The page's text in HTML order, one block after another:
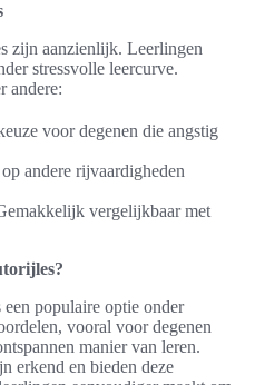
zijn aanzienlijk. Leerlingen
stressvolle leercurve.
andere:
voor degenen die angstig
andere rijvaardigheden
vergelijkbaar met
populaire optie onder
vooral voor degenen
manier van leren.
erkend en bieden deze